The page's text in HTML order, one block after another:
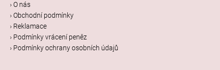
› O nás
› Obchodní podmínky
› Reklamace
› Podmínky vrácení peněz
› Podmínky ochrany osobních údajů